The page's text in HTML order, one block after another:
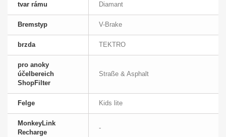
tvar rámu Diamant
Bremstyp V-Brake
brzda TEKTRO
pro anoky
účelbereich
ShopFilter
Straße & Asphalt
Felge Kids lite
MonkeyLink
Recharge
-